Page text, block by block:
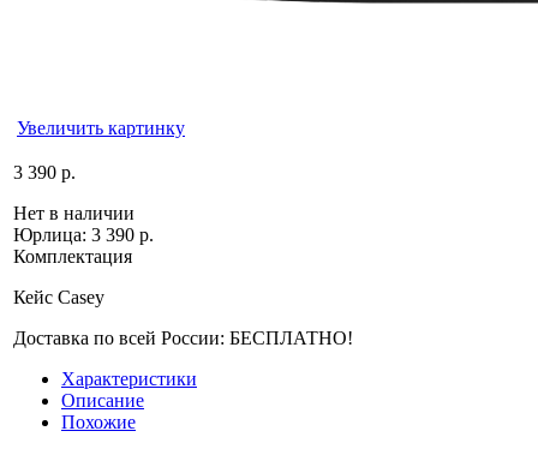
Увеличить картинку
3 390 р.
Нет в наличии
Юрлица: 3 390 р.
Комплектация
Кейс Casey
Доставка по всей России: БЕСПЛАТНО!
Характеристики
Описание
Похожие